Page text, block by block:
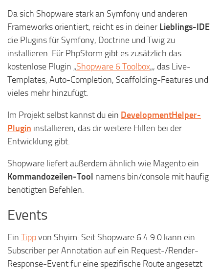
Da sich Shopware stark an Symfony und anderen
Frameworks orientiert, reicht es in deiner Lieblings-IDE
die Plugins für Symfony, Doctrine und Twig zu
installieren. Für PhpStorm gibt es zusätzlich das
kostenlose Plugin „Shopware 6 Toolbox„, das Live-
Templates, Auto-Completion, Scaffolding-Features und
vieles mehr hinzufügt.
Im Projekt selbst kannst du ein DevelopmentHelper-
Plugin installieren, das dir weitere Hilfen bei der
Entwicklung gibt.
Shopware liefert außerdem ähnlich wie Magento ein
Kommandozeilen-Tool namens bin/console mit häufig
benötigten Befehlen.
Events
Ein Tippvon Shyim: Seit Shopware 6.4.9.0 kann ein
Subscriber per Annotation auf ein Request-/Render-
Response-Event für eine spezifische Route angesetzt